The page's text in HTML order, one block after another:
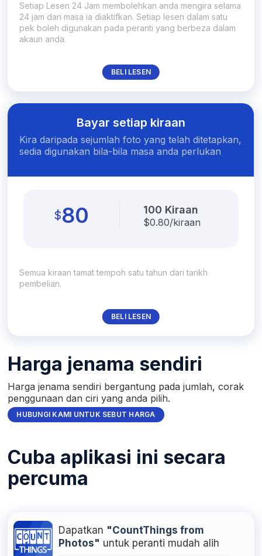
Setiap Lesen 24 Jam membolehkan anda mengira selama
24 jam dari masa ia diaktifkan. Setiap lesen dalam satu
pek boleh digunakan pada peranti yang berbeza dalam
akaun anda.
BELI LESEN
Bayar setiap kiraan
Kira daripada sejumlah foto yang telah ditetapkan,
sedia digunakan bila-bila masa anda perlukan
$80 100 Kiraan
$0.80/kiraan
Semua kiraan tamat tempoh satu tahun dari tarikh
pembelian.
BELI LESEN
Harga jenama sendiri
Harga jenama sendiri bergantung pada jumlah, corak
penggunaan dan ciri yang anda pilih.
HUBUNGI KAMI UNTUK SEBUT HARGA
Cuba aplikasi ini secara
percuma
Dapatkan "CountThings from
Photos" untuk peranti mudah alih